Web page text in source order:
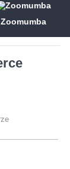
Zoomumba